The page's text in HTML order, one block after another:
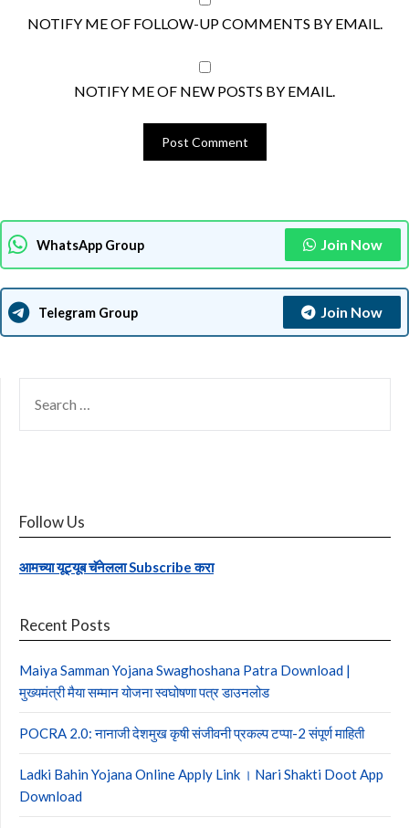
NOTIFY ME OF FOLLOW-UP COMMENTS BY EMAIL.
NOTIFY ME OF NEW POSTS BY EMAIL.
WhatsApp Group Join Now
Telegram Group Join Now
FOR:
Follow Us
आमच्या यूट्यूब चॅनेलला Subscribe करा
Recent Posts
Maiya Samman Yojana Swaghoshana Patra Download |
मुख्यमंत्री मैया सम्मान योजना स्वघोषणा पत्र डाउनलोड
POCRA 2.0: नानाजी देशमुख कृषी संजीवनी प्रकल्प टप्पा-2 संपूर्ण माहिती
Ladki Bahin Yojana Online Apply Link । Nari Shakti Doot App
Download